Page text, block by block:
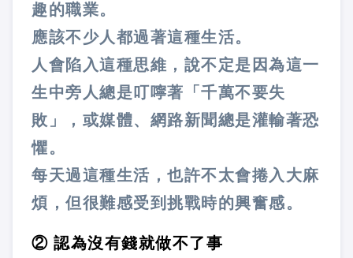
趣的職業。
應該不少人都過著這種生活。
人會陷入這種思維，說不定是因為這一
生中旁人總是叮嚀著「千萬不要失
敗」，或媒體、網路新聞總是灌輸著恐
懼。
每天過這種生活，也許不太會捲入大麻
煩，但很難感受到挑戰時的興奮感。
② 認為沒有錢就做不了事